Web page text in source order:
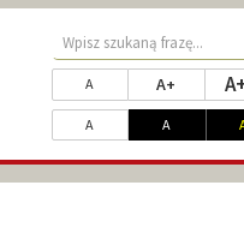
Wyszukaj
treści
serwisie
Zmień
rozmiar
czcionki
A rozmiar standardowy
A+ rozmiar
Dopasuj
kontrast
A kontrast standardowy
A kontrast